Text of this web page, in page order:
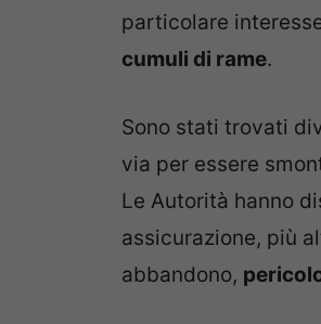
particolare
cumuli di rame.
Sono stati trovati
via per essere
Le Autorità hanno
assicurazione, più
abbandono,